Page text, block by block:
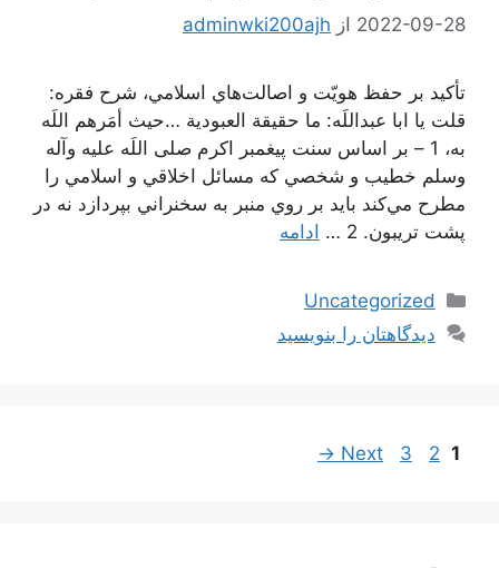
2022-09-28 از adminwki200ajh
تأكيد بر حفظ هويّت و اصالت‌هاي اسلامي، شرح فقره:
قلت يا ابا عبداللَه: ما حقيقة العبودية …حیث أمَرهم اللَه
به، 1 – بر اساس سنت پيغمبر اكرم صلی اللَه علیه وآله
وسلم خطيب و شخصي كه مسائل اخلاقي و اسلامي را
مطرح مي‌كند بايد بر روي منبر به سخنراني بپردازد نه در
پشت تريبون. 2 …
ادامه
دسته‌ها
Uncategorized
دیدگاهتان را بنویسید
ناوبری
Page
1
Page
2
Page
3
Next
→